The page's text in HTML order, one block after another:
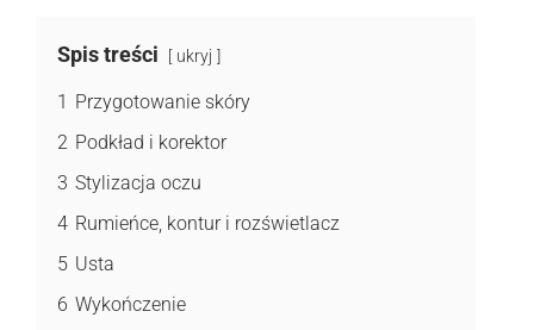
Spis treści ukryj
1 Przygotowanie skóry
2 Podkład i korektor
3 Stylizacja oczu
4 Rumieńce, kontur i rozświetlacz
5 Usta
6 Wykończenie